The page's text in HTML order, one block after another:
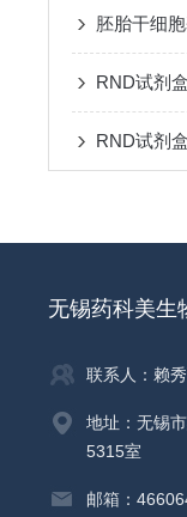
胚胎干细
RND试剂
RND试剂
无锡药科美生
联系人：赖
地址：无锡
5315室
邮箱：